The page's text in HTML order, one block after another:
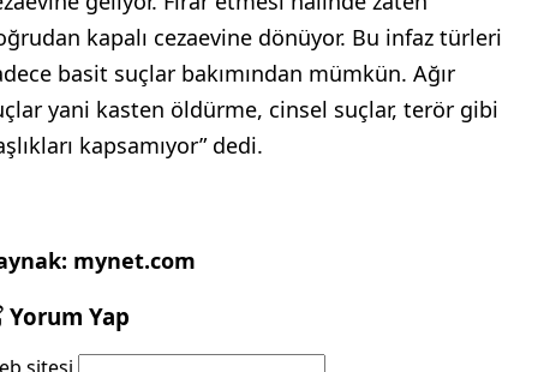
kapalı cezaevine dönüyor. Bu infaz türleri
basit suçlar bakımından mümkün. Ağır
yani kasten öldürme, cinsel suçlar, terör gibi
kapsamıyor” dedi.
mynet.com
Yorum Yap